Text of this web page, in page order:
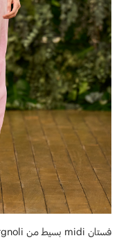
فستان midi بسيط من Fargnoli